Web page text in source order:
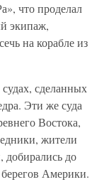
что проделал
экипаж,
на корабле из
сделанных
Эти же суда
Востока,
жители
добирались до
Америки.